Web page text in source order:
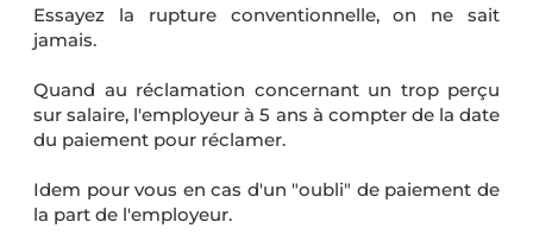
Essayez la rupture conventionnelle, on ne sait
jamais.
Quand au réclamation concernant un trop perçu
sur salaire, l'employeur à 5 ans à compter de la date
du paiement pour réclamer.
Idem pour vous en cas d'un "oubli" de paiement de
la part de l'employeur.